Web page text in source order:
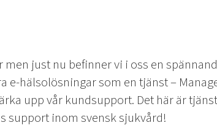
just nu befinner vi i oss en
e-hälsolösningar som en tjänst –
upp vår kundsupport. Det här är
support inom svensk sjukvård!